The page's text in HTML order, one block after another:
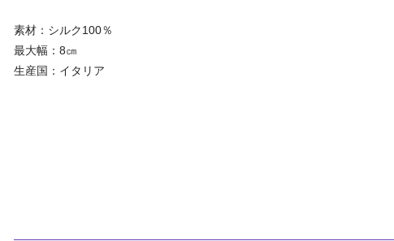
素材：シルク100％
最大幅：8㎝
生産国：イタリア